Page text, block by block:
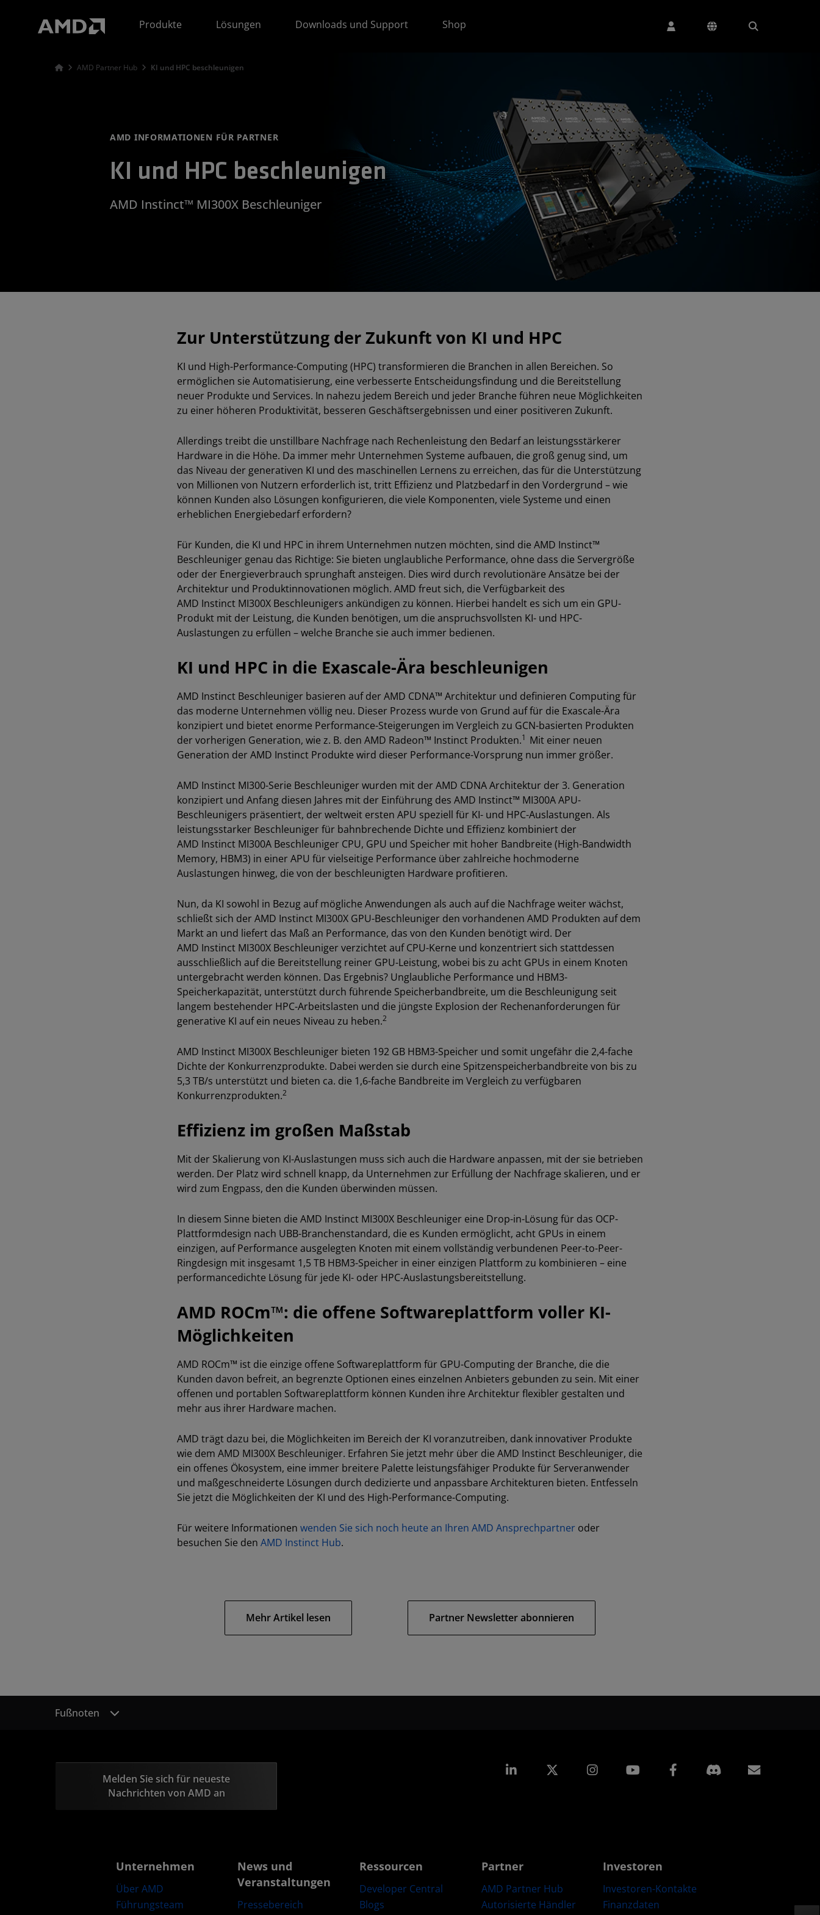
Produkte
Lösungen Downloads und Support Shop
AMD Partner Hub KI und HPC beschleunigen
AMD INFORMATIONEN FÜR PARTNER
KI und HPC beschleunigen
AMD Instinct™ MI300X Beschleuniger
Zur Unterstützung der Zukunft von KI und HPC
KI und High-Performance-Computing (HPC) transformieren die Branchen in allen Bereichen. So
ermöglichen sie Automatisierung, eine verbesserte Entscheidungsfindung und die Bereitstellung
neuer Produkte und Services. In nahezu jedem Bereich und jeder Branche führen neue Möglichkeiten
zu einer höheren Produktivität, besseren Geschäftsergebnissen und einer positiveren Zukunft.
Allerdings treibt die unstillbare Nachfrage nach Rechenleistung den Bedarf an leistungsstärkerer
Hardware in die Höhe. Da immer mehr Unternehmen Systeme aufbauen, die groß genug sind, um
das Niveau der generativen KI und des maschinellen Lernens zu erreichen, das für die Unterstützung
von Millionen von Nutzern erforderlich ist, tritt Effizienz und Platzbedarf in den Vordergrund – wie
können Kunden also Lösungen konfigurieren, die viele Komponenten, viele Systeme und einen
erheblichen Energiebedarf erfordern?
Für Kunden, die KI und HPC in ihrem Unternehmen nutzen möchten, sind die AMD Instinct™
Beschleuniger genau das Richtige: Sie bieten unglaubliche Performance, ohne dass die Servergröße
oder der Energieverbrauch sprunghaft ansteigen. Dies wird durch revolutionäre Ansätze bei der
Architektur und Produktinnovationen möglich. AMD freut sich, die Verfügbarkeit des
AMD Instinct MI300X Beschleunigers ankündigen zu können. Hierbei handelt es sich um ein GPU-
Produkt mit der Leistung, die Kunden benötigen, um die anspruchsvollsten KI- und HPC-
Auslastungen zu erfüllen – welche Branche sie auch immer bedienen.
KI und HPC in die Exascale-Ära beschleunigen
AMD Instinct Beschleuniger basieren auf der AMD CDNA™ Architektur und definieren Computing für
das moderne Unternehmen völlig neu. Dieser Prozess wurde von Grund auf für die Exascale-Ära
konzipiert und bietet enorme Performance-Steigerungen im Vergleich zu GCN-basierten Produkten
der vorherigen Generation, wie z. B. den AMD Radeon™ Instinct Produkten.1 Mit einer neuen
Generation der AMD Instinct Produkte wird dieser Performance-Vorsprung nun immer größer.
AMD Instinct MI300-Serie Beschleuniger wurden mit der AMD CDNA Architektur der 3. Generation
konzipiert und Anfang diesen Jahres mit der Einführung des AMD Instinct™ MI300A APU-
Beschleunigers präsentiert, der weltweit ersten APU speziell für KI- und HPC-Auslastungen. Als
leistungsstarker Beschleuniger für bahnbrechende Dichte und Effizienz kombiniert der
AMD Instinct MI300A Beschleuniger CPU, GPU und Speicher mit hoher Bandbreite (High-Bandwidth
Memory, HBM3) in einer APU für vielseitige Performance über zahlreiche hochmoderne
Auslastungen hinweg, die von der beschleunigten Hardware profitieren.
Nun, da KI sowohl in Bezug auf mögliche Anwendungen als auch auf die Nachfrage weiter wächst,
schließt sich der AMD Instinct MI300X GPU-Beschleuniger den vorhandenen AMD Produkten auf dem
Markt an und liefert das Maß an Performance, das von den Kunden benötigt wird. Der
AMD Instinct MI300X Beschleuniger verzichtet auf CPU-Kerne und konzentriert sich stattdessen
ausschließlich auf die Bereitstellung reiner GPU-Leistung, wobei bis zu acht GPUs in einem Knoten
untergebracht werden können. Das Ergebnis? Unglaubliche Performance und HBM3-
Speicherkapazität, unterstützt durch führende Speicherbandbreite, um die Beschleunigung seit
langem bestehender HPC-Arbeitslasten und die jüngste Explosion der Rechenanforderungen für
generative KI auf ein neues Niveau zu heben.2
AMD Instinct MI300X Beschleuniger bieten 192 GB HBM3-Speicher und somit ungefähr die 2,4-fache
Dichte der Konkurrenzprodukte. Dabei werden sie durch eine Spitzenspeicherbandbreite von bis zu
5,3 TB/s unterstützt und bieten ca. die 1,6-fache Bandbreite im Vergleich zu verfügbaren
Konkurrenzprodukten.2
Effizienz im großen Maßstab
Mit der Skalierung von KI-Auslastungen muss sich auch die Hardware anpassen, mit der sie betrieben
werden. Der Platz wird schnell knapp, da Unternehmen zur Erfüllung der Nachfrage skalieren, und er
wird zum Engpass, den die Kunden überwinden müssen.
In diesem Sinne bieten die AMD Instinct MI300X Beschleuniger eine Drop-in-Lösung für das OCP-
Plattformdesign nach UBB-Branchenstandard, die es Kunden ermöglicht, acht GPUs in einem
einzigen, auf Performance ausgelegten Knoten mit einem vollständig verbundenen Peer-to-Peer-
Ringdesign mit insgesamt 1,5 TB HBM3-Speicher in einer einzigen Plattform zu kombinieren – eine
performancedichte Lösung für jede KI- oder HPC-Auslastungsbereitstellung.
AMD ROCm™: die offene Softwareplattform voller KI-
Möglichkeiten
AMD ROCm™ ist die einzige offene Softwareplattform für GPU-Computing der Branche, die die
Kunden davon befreit, an begrenzte Optionen eines einzelnen Anbieters gebunden zu sein. Mit einer
offenen und portablen Softwareplattform können Kunden ihre Architektur flexibler gestalten und
mehr aus ihrer Hardware machen.
AMD trägt dazu bei, die Möglichkeiten im Bereich der KI voranzutreiben, dank innovativer Produkte
wie dem AMD MI300X Beschleuniger. Erfahren Sie jetzt mehr über die AMD Instinct Beschleuniger, die
ein offenes Ökosystem, eine immer breitere Palette leistungsfähiger Produkte für Serveranwender
und maßgeschneiderte Lösungen durch dedizierte und anpassbare Architekturen bieten. Entfesseln
Sie jetzt die Möglichkeiten der KI und des High-Performance-Computing.
Für weitere Informationen wenden Sie sich noch heute an Ihren AMD Ansprechpartneroder
besuchen Sie den AMD Instinct Hub.
Mehr Artikel lesen Partner Newsletter abonnieren
Fußnoten
Melden Sie sich für neueste
Nachrichten von AMD an
LinkedIn Instagram Facebook
Unternehmen
Über AMD
Führungsteam
News und
Veranstaltungen
Pressebereich
Ressourcen
Developer Central
Blogs
Partner
AMD Partner Hub
Autorisierte Händler
Investoren
Investoren-Kontakte
Finanzdaten